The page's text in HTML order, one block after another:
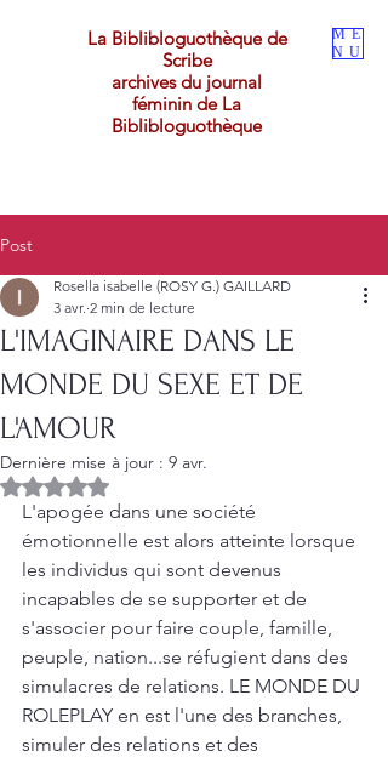
La Biblibloguothèque de
Scribe
archives du journal
féminin de La
Biblibloguothèque
ME
NU
Post
L'IMAGINAIRE DANS LE
MONDE DU SEXE ET DE
L'AMOUR
Rosella isabelle (ROSY G.) GAILLARD
3 avr. 2 min de lecture
Dernière mise à jour : 9 avr.
Noté NaN étoiles sur 5.
L'apogée dans une société
émotionnelle est alors atteinte lorsque
les individus qui sont devenus
incapables de se supporter et de
s'associer pour faire couple, famille,
peuple, nation...se réfugient dans des
simulacres de relations. LE MONDE DU
ROLEPLAY en est l'une des branches,
simuler des relations et des